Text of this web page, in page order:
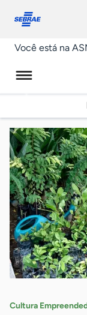
conosco
Você está na
Cultura